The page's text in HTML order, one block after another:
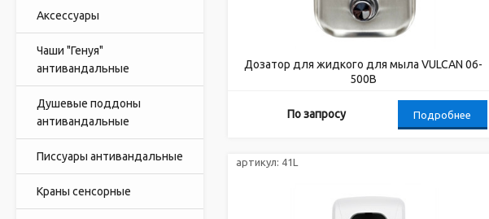
Аксессуары
Чаши "Генуя"
антивандальные
Душевые поддоны
антивандальные
Писсуары антивандальные
Краны сенсорные
Дозатор для жидкого для мыла VULCAN 06-
500B
По запросу Подробнее
артикул: 41L